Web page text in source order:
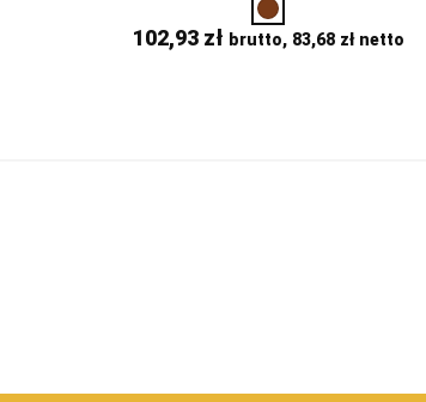
102,93 zł brutto, 83,68 złnetto